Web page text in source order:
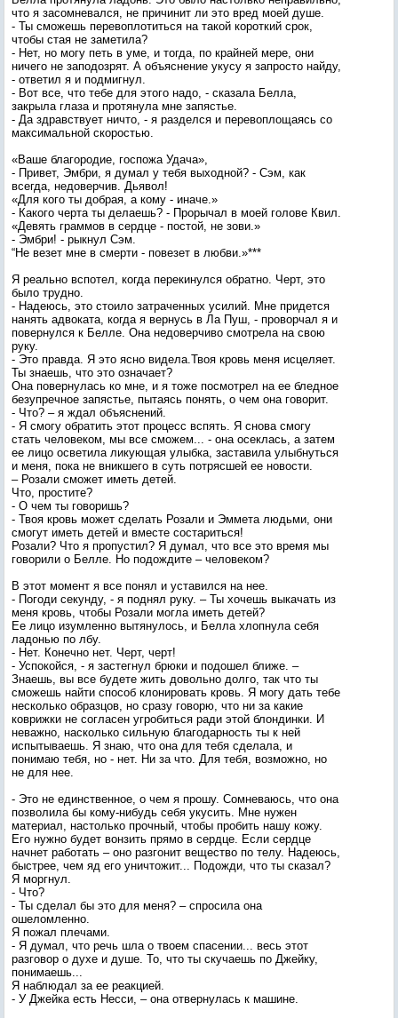
что я засомневался, не причинит ли это вред моей душе.
- Ты сможешь перевоплотиться на такой короткий срок,
чтобы стая не заметила?
- Нет, но могу петь в уме, и тогда, по крайней мере, они
ничего не заподозрят. А объяснение укусу я запросто найду,
- ответил я и подмигнул.
- Вот все, что тебе для этого надо, - сказала Белла,
закрыла глаза и протянула мне запястье.
- Да здравствует ничто, - я разделся и перевоплощаясь со
максимальной скоростью.
«Ваше благородие, госпожа Удача»,
- Привет, Эмбри, я думал у тебя выходной? - Сэм, как
всегда, недоверчив. Дьявол!
«Для кого ты добрая, а кому - иначе.»
- Какого черта ты делаешь? - Прорычал в моей голове Квил.
«Девять граммов в сердце - постой, не зови.»
- Эмбри! - рыкнул Сэм.
“Hе везет мне в смерти - повезет в любви.»***
Я реально вспотел, когда перекинулся обратно. Черт, это
было трудно.
- Надеюсь, это стоило затраченных усилий. Мне придется
нанять адвоката, когда я вернусь в Ла Пуш, - проворчал я и
повернулся к Белле. Она недоверчиво смотрела на свою
руку.
- Это правда. Я это ясно видела.Твоя кровь меня исцеляет.
Ты знаешь, что это означает?
Она повернулась ко мне, и я тоже посмотрел на ее бледное
безупречное запястье, пытаясь понять, о чем она говорит.
- Что? – я ждал объяснений.
- Я смогу обратить этот процесс вспять. Я снова смогу
стать человеком, мы все сможем... - она осеклась, а затем
ее лицо осветила ликующая улыбка, заставила улыбнуться
и меня, пока не вникшего в суть потрясшей ее новости.
– Розали сможет иметь детей.
Что, простите?
- О чем ты говоришь?
- Твоя кровь может сделать Розали и Эммета людьми, они
смогут иметь детей и вместе состариться!
Розали? Что я пропустил? Я думал, что все это время мы
говорили о Белле. Но подождите – человеком?
В этот момент я все понял и уставился на нее.
- Погоди секунду, - я поднял руку. – Ты хочешь выкачать из
меня кровь, чтобы Розали могла иметь детей?
Ее лицо изумленно вытянулось, и Белла хлопнула себя
ладонью по лбу.
- Нет. Конечно нет. Черт, черт!
- Успокойся, - я застегнул брюки и подошел ближе. –
Знаешь, вы все будете жить довольно долго, так что ты
сможешь найти способ клонировать кровь. Я могу дать тебе
несколько образцов, но сразу говорю, что ни за какие
коврижки не согласен угробиться ради этой блондинки. И
неважно, насколько сильную благодарность ты к ней
испытываешь. Я знаю, что она для тебя сделала, и
понимаю тебя, но - нет. Ни за что. Для тебя, возможно, но
не для нее.
- Это не единственное, о чем я прошу. Сомневаюсь, что она
позволила бы кому-нибудь себя укусить. Мне нужен
материал, настолько прочный, чтобы пробить нашу кожу.
Его нужно будет вонзить прямо в сердце. Если сердце
начнет работать – оно разгонит вещество по телу. Надеюсь,
быстрее, чем яд его уничтожит... Подожди, что ты сказал?
Я моргнул.
- Что?
- Ты сделал бы это для меня? – спросила она
ошеломленно.
Я пожал плечами.
- Я думал, что речь шла о твоем спасении... весь этот
разговор о духе и душе. То, что ты скучаешь по Джейку,
понимаешь...
Я наблюдал за ее реакцией.
- У Джейка есть Несси, – она отвернулась к машине.